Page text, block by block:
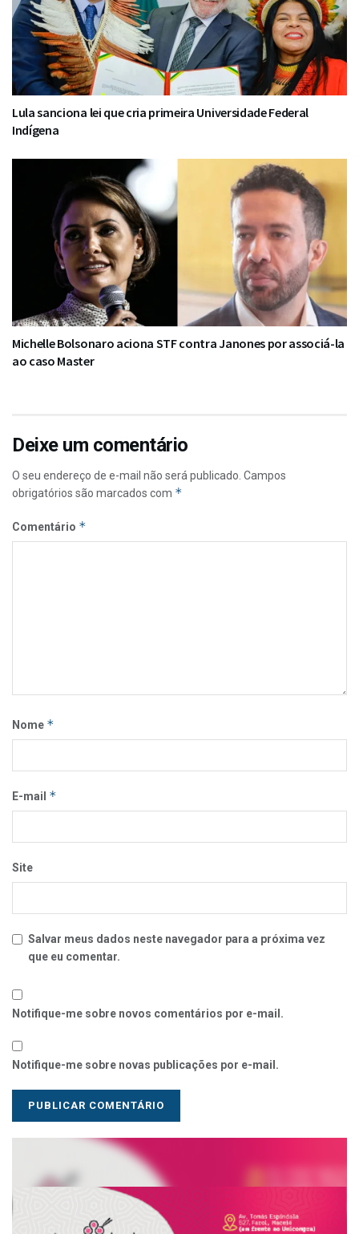
Lula sanciona lei que cria primeira Universidade Federal
Indígena
Michelle Bolsonaro aciona STF contra Janones por associá-la
ao caso Master
Deixe um comentário
O seu endereço de e-mail não será publicado. Campos
obrigatórios são marcados com *
Comentário *
Nome *
E-mail *
Site
Salvar meus dados neste navegador para a próxima vez
que eu comentar.
Notifique-me sobre novos comentários por e-mail.
Notifique-me sobre novas publicações por e-mail.